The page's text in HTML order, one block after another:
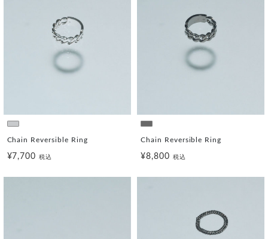
Chain Reversible Ring
¥7,700税込
Chain Reversible Ring
¥8,800 税込